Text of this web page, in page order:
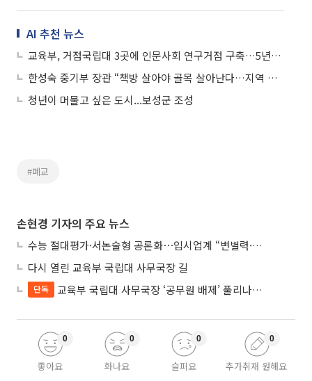
AI 추천 뉴스
교육부, 거점국립대 3곳에 인문사회 연구거점 구축…5년간 대학당 200억 지원
한성숙 중기부 장관 “책방 살아야 골목 살아난다…지역 문화 거점으로 육성”
청년이 머물고 싶은 도시...보성군 조성
#폐교
손현경 기자의 주요 뉴스
수능 절대평가·서논술형 공론화⋯입시업계 “변별력·사교육 대책 먼저”
다시 열린 교육부 국립대 사무국장 길
단독 교육부 국립대 사무국장 ‘공무원 배제’ 풀리나…응시자격 다시 열렸다
좋아요
0
화나요
0
슬퍼요
0
추가취재 원해요
0